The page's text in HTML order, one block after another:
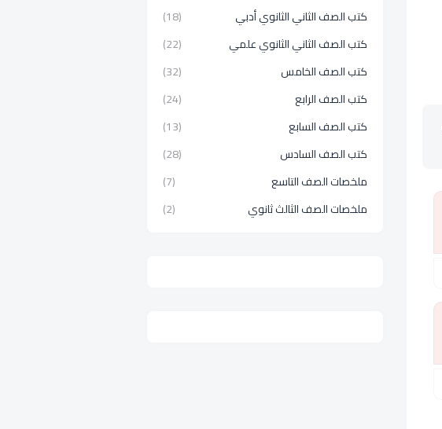
كتب الصف الثاني الثانوي أدبي
(18)
كتب الصف الثاني الثانوي علمي
(22)
كتب الصف الخامس
(32)
كتب الصف الرابع
(24)
كتب الصف السابع
(13)
كتب الصف السادس
(28)
ملخصات الصف التاسع
(7)
ملخصات الصف الثالث ثانوي
(2)